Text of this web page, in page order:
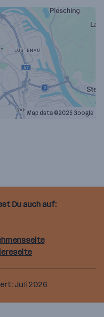
Map data ©2026 Google
Du auch auf:
Juli 2026